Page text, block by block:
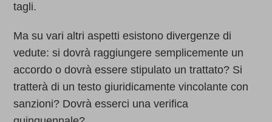
tagli.
Ma su vari altri aspetti esistono divergenze di
vedute: si dovrà raggiungere semplicemente un
accordo o dovrà essere stipulato un trattato? Si
tratterà di un testo giuridicamente vincolante con
sanzioni? Dovrà esserci una verifica